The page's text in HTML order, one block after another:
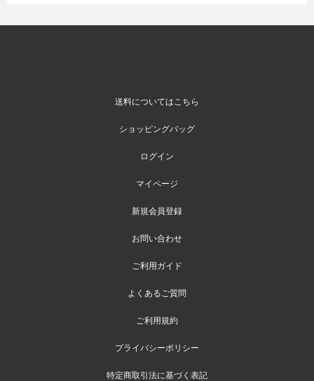
送料についてはこちら
ショッピングバッグ
ログイン
マイページ
新規会員登録
お問い合わせ
ご利用ガイド
よくあるご質問
ご利用規約
プライバシーポリシー
特定商取引法に基づく表記